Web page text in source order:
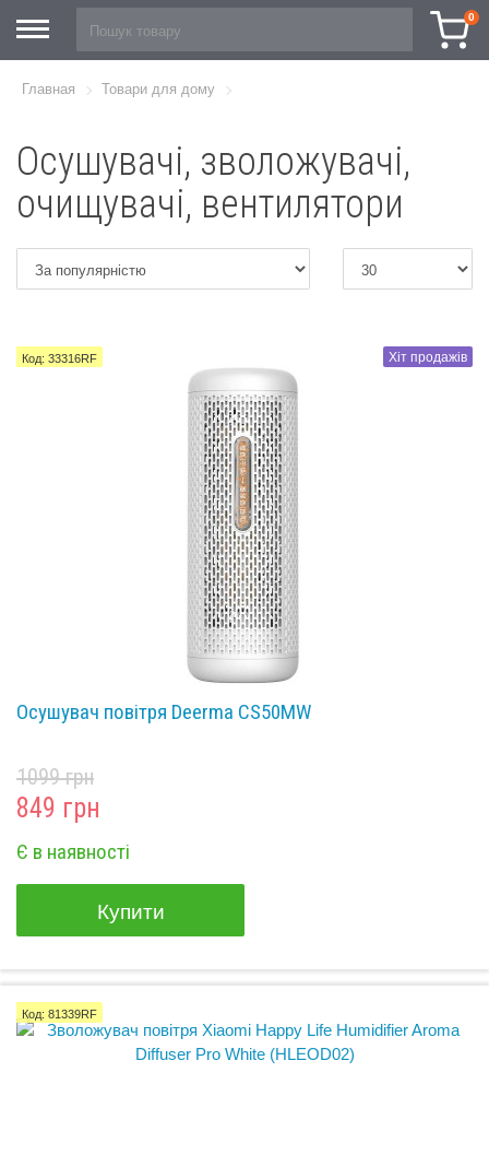
0
Главная Товари для дому
Осушувачі, зволожувачі,
очищувачі, вентилятори
Код: 33316RF Хіт продажів
Осушувач повітря Deerma CS50MW
1099 грн
849 грн
Є в наявності
Купити
Код: 81339RF